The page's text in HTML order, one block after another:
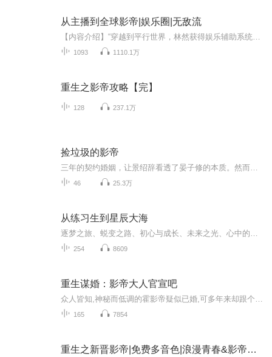
从主播到全球影帝|娱乐圈|无敌流
1093 1110.1万
重生之影帝攻略【完】
128 237.1万
捡垃圾的影帝
46 25.3万
从练习生到星辰大海
254 8609
重生谋婚：影帝大人官宣吧
165 7854
重生之新晋影帝|免费多音色|浪漫青春&影帝&娱乐圈